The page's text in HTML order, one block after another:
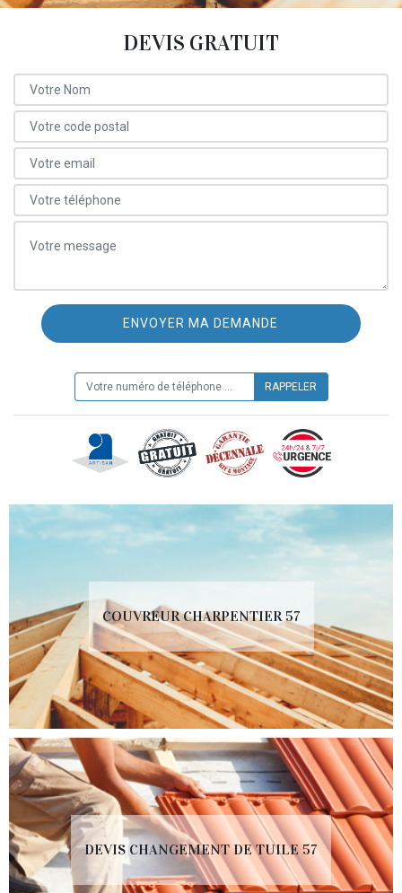
DEVIS GRATUIT
COUVREUR CHARPENTIER 57
DEVIS CHANGEMENT DE TUILE 57